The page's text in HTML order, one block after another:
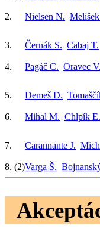
2.
Nielsen N.
3. Černák S. Cabaj T.
4.
Pagáč C. Oravec V.
5. Demeš D.
6.
Mihal M. Chlpík E.
7. Carannante J.
8. (2)Varga Š.